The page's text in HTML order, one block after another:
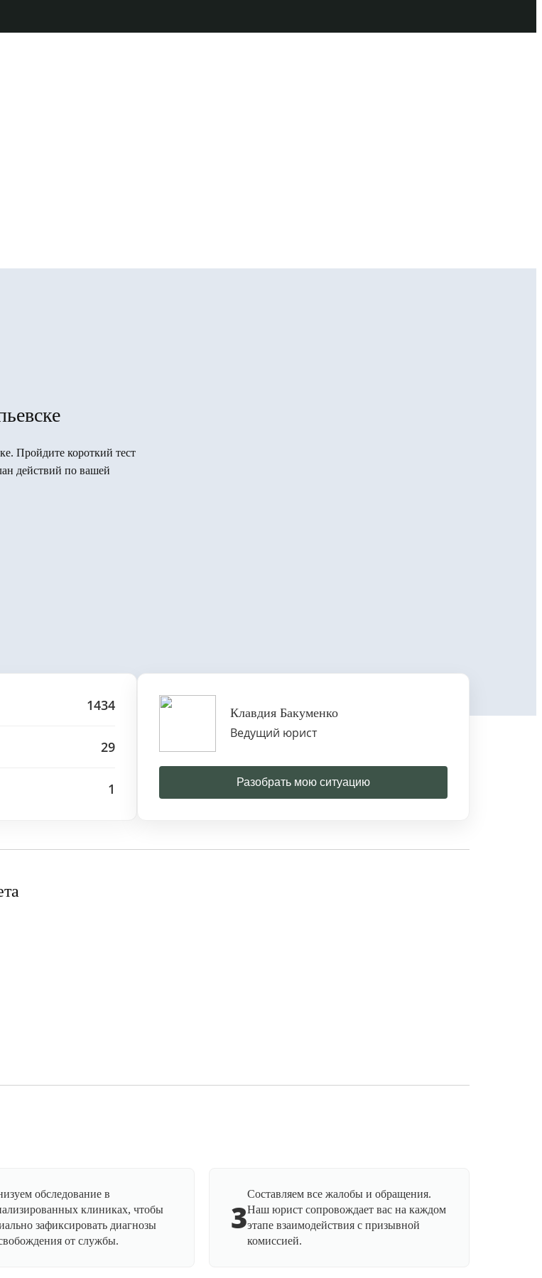
Пройдите короткий тест
действий по вашей
1434
29
1
Клавдия Бакуменко
Ведущий юрист
Разобрать мою ситуацию
обследование в
клиниках, чтобы
зафиксировать диагнозы
от службы.
3
Составляем все жалобы и обращения.
Наш юрист сопровождает вас на каждом
этапе взаимодействия с призывной
комиссией.